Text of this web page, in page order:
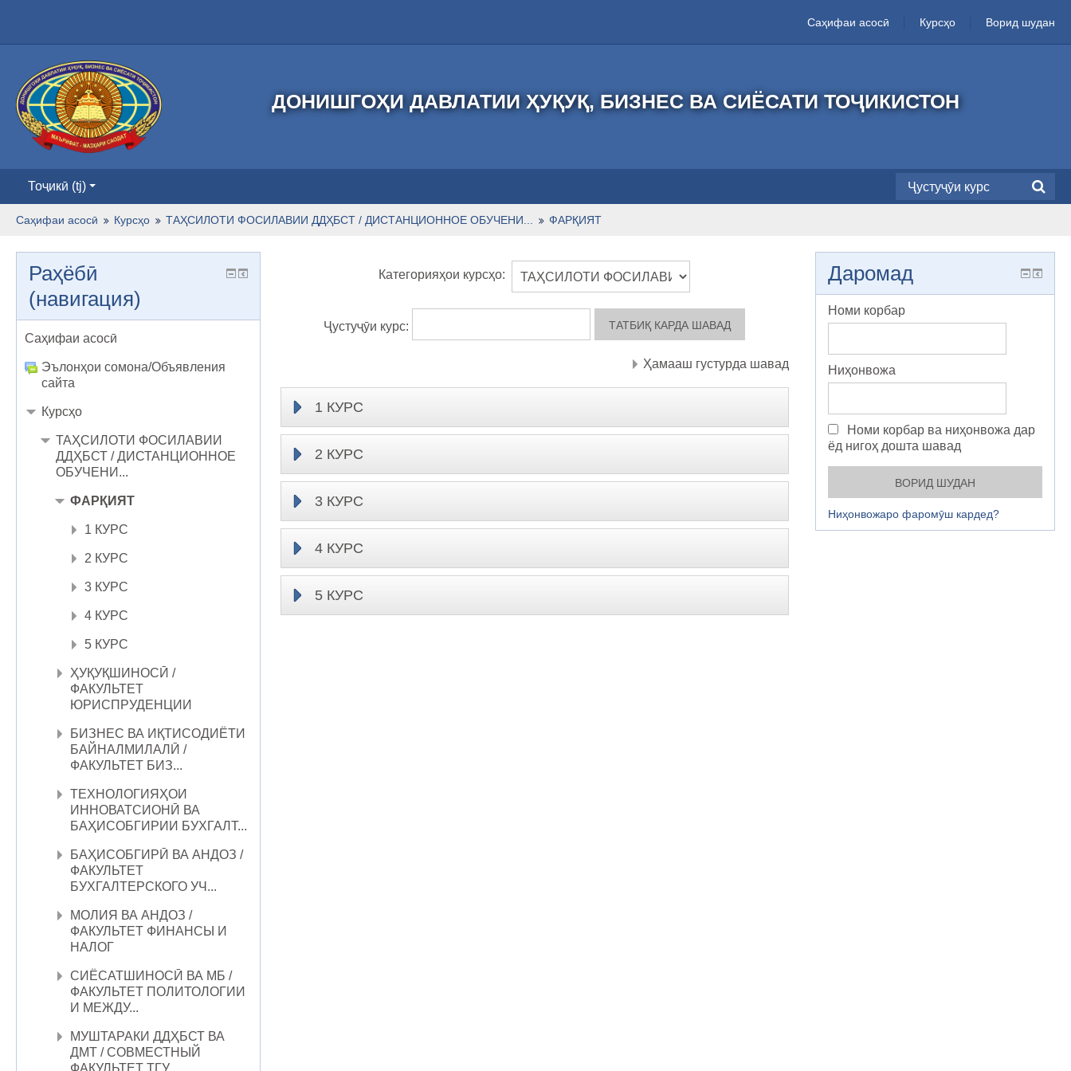
Саҳифаи асосӣ Курсҳо Ворид шудан
ДОНИШГОҲИ ДАВЛАТИИ ҲУҚУҚ, БИЗНЕС ВА СИЁСАТИ ТОҶИКИСТОН
Тоҷикӣ ‎(tj)‎
Саҳифаи асосӣ Курсҳо ТАҲСИЛОТИ ФОСИЛАВИИ ДДҲБСТ / ДИСТАНЦИОННОЕ ОБУЧЕНИ... ФАРҚИЯТ
Категорияҳои курсҳо:
Ҷустуҷӯи курс:
Ҳамааш густурда шавад
1 КУРС
2 КУРС
3 КУРС
4 КУРС
5 КУРС
Раҳёбӣ
(навигация)
Саҳифаи асосӣ
Эълонҳои сомона/Объявления
сайта
Курсҳо
ТАҲСИЛОТИ ФОСИЛАВИИ
ДДҲБСТ / ДИСТАНЦИОННОЕ
ОБУЧЕНИ...
ФАРҚИЯТ
1 КУРС
2 КУРС
3 КУРС
4 КУРС
5 КУРС
ҲУҚУҚШИНОСӢ /
ФАКУЛЬТЕТ
ЮРИСПРУДЕНЦИИ
БИЗНЕС ВА ИҚТИСОДИЁТИ
БАЙНАЛМИЛАЛӢ /
ФАКУЛЬТЕТ БИЗ...
ТЕХНОЛОГИЯҲОИ
ИННОВАТСИОНӢ ВА
БАҲИСОБГИРИИ БУХГАЛТ...
БАҲИСОБГИРӢ ВА АНДОЗ /
ФАКУЛЬТЕТ
БУХГАЛТЕРСКОГО УЧ...
МОЛИЯ ВА АНДОЗ /
ФАКУЛЬТЕТ ФИНАНСЫ И
НАЛОГ
СИЁСАТШИНОСӢ ВА МБ /
ФАКУЛЬТЕТ ПОЛИТОЛОГИИ
И МЕЖДУ...
МУШТАРАКИ ДДҲБСТ ВА
ДМТ / СОВМЕСТНЫЙ
ФАКУЛЬТЕТ ТГУ...
Даромад
Номи корбар
Ниҳонвожа
Номи корбар ва ниҳонвожа дар
ёд нигоҳ дошта шавад
Ниҳонвожаро фаромӯш кардед?